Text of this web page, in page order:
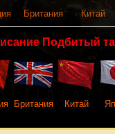
Британия Китай
Подбитый
Британия Китай